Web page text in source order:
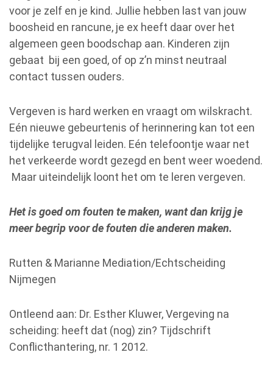
voor je zelf en je kind. Jullie hebben last van jouw
boosheid en rancune, je ex heeft daar over het
algemeen geen boodschap aan. Kinderen zijn
gebaat bij een goed, of op z’n minst neutraal
contact tussen ouders.
Vergeven is hard werken en vraagt om wilskracht.
Eén nieuwe gebeurtenis of herinnering kan tot een
tijdelijke terugval leiden. Eén telefoontje waar net
het verkeerde wordt gezegd en bent weer woedend.
Maar uiteindelijk loont het om te leren vergeven.
Het is goed om fouten te maken, want dan krijg je
meer begrip voor de fouten die anderen maken.
Rutten & Marianne Mediation/Echtscheiding
Nijmegen
Ontleend aan: Dr. Esther Kluwer, Vergeving na
scheiding: heeft dat (nog) zin? Tijdschrift
Conflicthantering, nr. 1 2012.